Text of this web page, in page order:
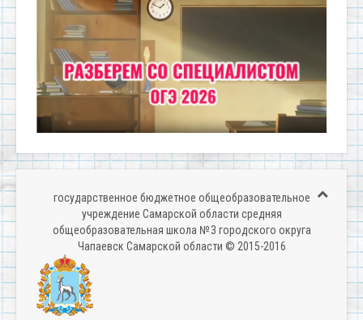
государственное бюджетное общеобразовательное
учреждение Самарской области средняя
общеобразовательная школа № 3 городского округа
Чапаевск Самарской области © 2015-2016